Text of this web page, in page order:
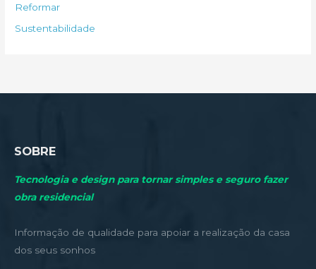
o
r
Reformar
Sustentabilidade
SOBRE
Tecnologia e design para tornar simples e seguro fazer
obra residencial
Informação de qualidade para apoiar a realização da casa
dos seus sonhos